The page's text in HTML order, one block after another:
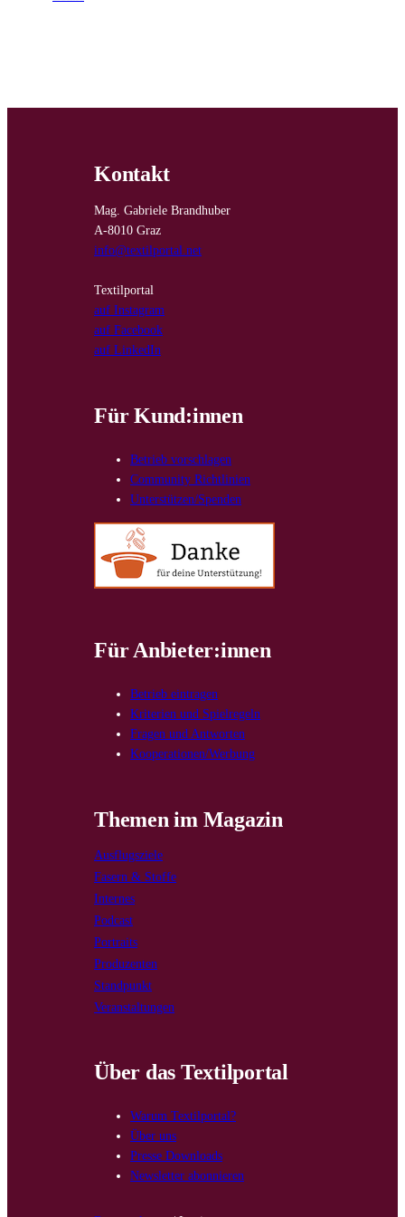
Kontakt
Mag. Gabriele Brandhuber
A-8010 Graz
info@textilportal.net
Textilportal
auf Instagram
auf Facebook
auf LinkedIn
Für Kund:innen
Betrieb vorschlagen
Community Richtlinien
Unterstützen/Spenden
Für Anbieter:innen
Betrieb eintragen
Kriterien und Spielregeln
Fragen und Antworten
Kooperationen/Werbung
Themen im Magazin
Ausflugsziele
Fasern & Stoffe
Internes
Podcast
Portraits
Produzenten
Standpunkt
Veranstaltungen
Über das Textilportal
Warum Textilportal?
Über uns
Presse Downloads
Newsletter abonnieren